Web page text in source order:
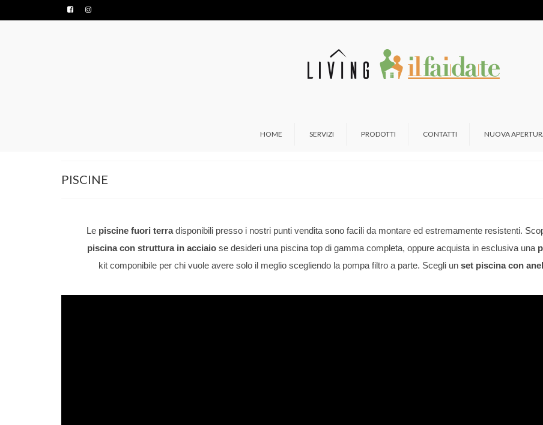
HOME SERVIZI PRODOTTI CONTATTI NUOVA
PISCINE
Le piscine fuori terradisponibili presso i nostri punti vendita sono facili da montare ed estremamente resistenti.
piscina con struttura in acciaio se desideri una piscina top di gamma completa, oppure acquista in esclusiva una
kit componibile per chi vuole avere solo il meglio scegliendo la pompa filtro a parte. Scegli un set piscina con